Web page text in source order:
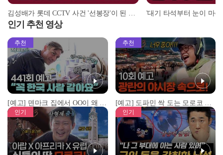
김성배가 롯데 CCTV 사건 '선봉장'이 된 이유? | #스톡킹 EP.12-4
인기 추천 영상
추천
[예고] 덴마크 집에서 OO이 왜 나와...? 이상할 정도로 한국을 사랑하는 우리 형을 제보합니다!
추천
[예고] 도파민 싹 도는 모로코 야시장 투어!
인기 인기